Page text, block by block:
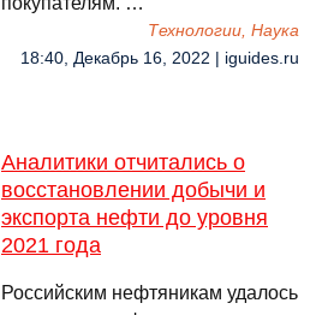
Технологии, Наука
18:40, Декабрь 16, 2022 | iguides.ru
Аналитики отчитались о
восстановлении добычи и
экспорта нефти до уровня
2021 года
Российским нефтяникам удалось